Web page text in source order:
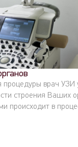
процедуры врач УЗИ
строения Ваших
происходит в